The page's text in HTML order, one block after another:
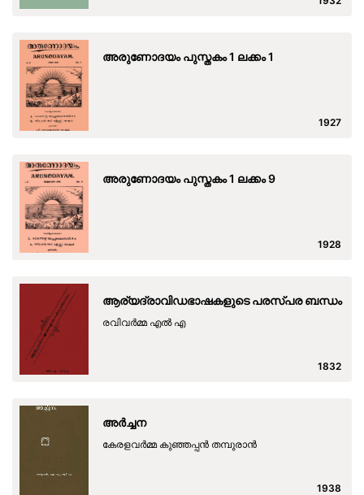
അരുണോദയം പുസ്തകം 1 ലക്കം 1
1927
അരുണോദയം പുസ്തകം 1 ലക്കം 9
1928
ആര്യദ്രാവിഡഭാഷകളുടെ പരസ്പര ബന്ധം
രവിവര്‍മ്മ എല്‍ എ
1832
അര്‍ച്ചന
കേരളവര്‍മ്മ കുഞ്ഞപ്പന്‍ തമ്പുരാന്‍
1938